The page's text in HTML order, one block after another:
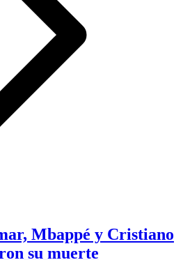
Mbappé y Cristiano
su muerte